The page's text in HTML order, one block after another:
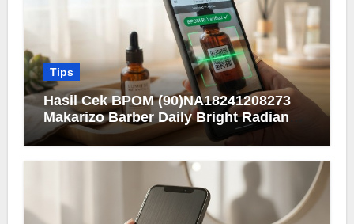
Tips
Hasil Cek BPOM (90)NA18241208273
Makarizo Barber Daily Bright Radiance
Face Wash